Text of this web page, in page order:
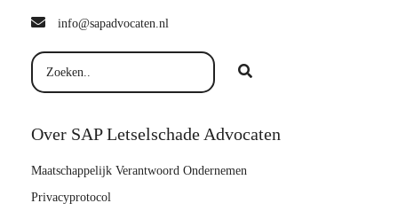
info@sapadvocaten.nl
Over SAP Letselschade Advocaten
Maatschappelijk Verantwoord Ondernemen
Privacyprotocol